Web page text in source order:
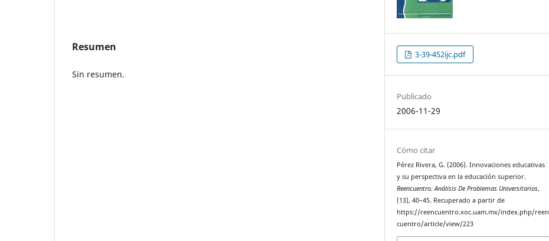
Resumen
Sin resumen.
3-39-452ijc.pdf
Publicado
2006-11-29
Cómo citar
Pérez Rivera, G. (2006). Innovaciones educativas
y su perspectiva en la educación superior.
Reencuentro. Análisis De Problemas Universitarios,
(13), 40–45. Recuperado a partir de
https://reencuentro.xoc.uam.mx/index.php/reen
cuentro/article/view/223